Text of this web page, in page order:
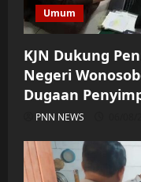
Umum
KJN Dukung
Negeri
Dugaan
PNN NEWS